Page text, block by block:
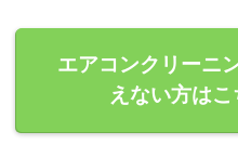
エアコンクリーニ
えない方は